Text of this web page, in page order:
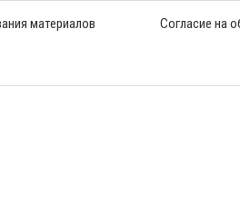
материалов Согласие на